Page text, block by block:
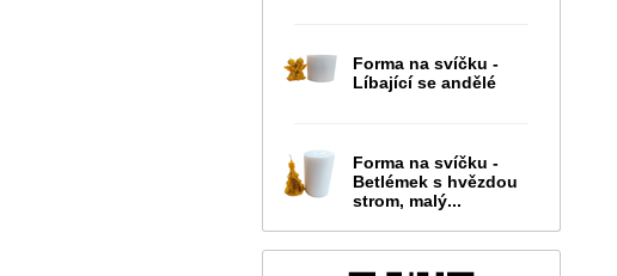
Forma na svíčku -
Líbající se andělé
Forma na svíčku -
Betlémek s hvězdou
strom, malý...